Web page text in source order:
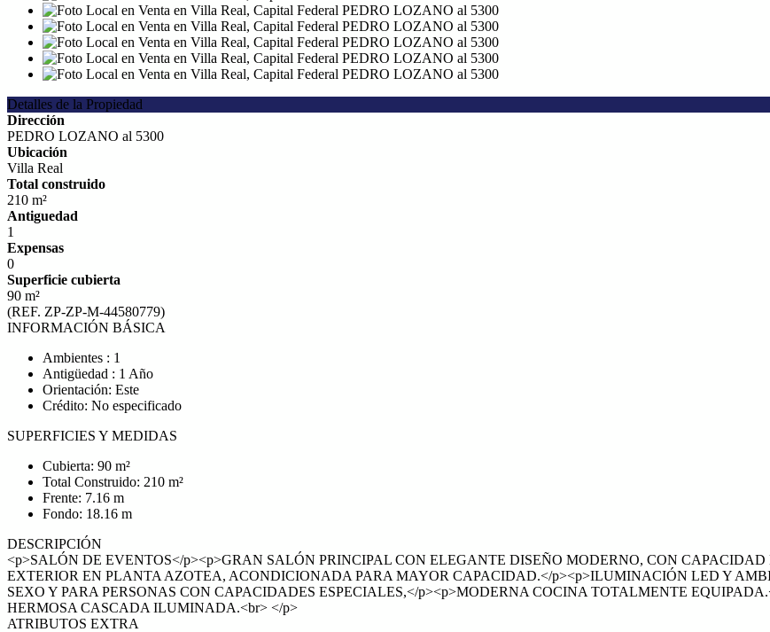
Detalles de la Propiedad
Dirección
PEDRO LOZANO al 5300
Ubicación
Villa Real
Total construido
210 m²
Antiguedad
1
Expensas
0
Superficie cubierta
90 m²
(REF. ZP-ZP-M-44580779)
INFORMACIÓN BÁSICA
Ambientes : 1
Antigüedad : 1 Año
Orientación: Este
Crédito: No especificado
SUPERFICIES Y MEDIDAS
Cubierta: 90 m²
Total Construido: 210 m²
Frente: 7.16 m
Fondo: 18.16 m
DESCRIPCIÓN
<p>SALÓN DE EVENTOS</p><p>GRAN SALÓN PRINCIPAL CON ELEGANTE DISEÑO MODERNO, CON
EXTERIOR EN PLANTA AZOTEA, ACONDICIONADA PARA MAYOR CAPACIDAD.</p><p>ILUMINACIÓN LED Y
SEXO Y PARA PERSONAS CON CAPACIDADES ESPECIALES,</p><p>MODERNA COCINA TOTALMENTE
HERMOSA CASCADA ILUMINADA.<br> </p>
ATRIBUTOS EXTRA